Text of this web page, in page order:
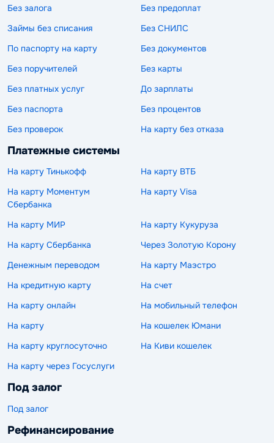
Без залога
Без предоплат
Займы без списания
Без СНИЛС
По паспорту на карту
Без документов
Без поручителей
Без карты
Без платных услуг
До зарплаты
Без паспорта
Без процентов
Без проверок
На карту без отказа
Платежные системы
На карту Тинькофф
На карту ВТБ
На карту Моментум
Сбербанка
На карту Visa
На карту МИР
На карту Кукуруза
На карту Сбербанка
Через Золотую Корону
Денежным переводом
На карту Маэстро
На кредитную карту
На счет
На карту онлайн
На мобильный телефон
На карту
На кошелек Юмани
На карту круглосуточно
На Киви кошелек
На карту через Госуслуги
Под залог
Под залог
Рефинансирование